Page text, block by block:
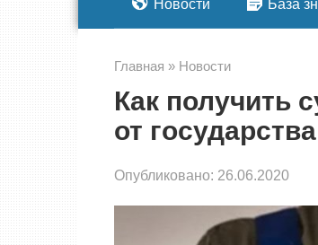
Новости База
Главная » Новости
Как получить
от
Опубликовано: 26.06.2020